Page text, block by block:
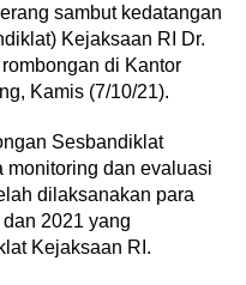
sambut kedatangan
Kejaksaan RI Dr.
di Kantor
Kamis (7/10/21).
Sesbandiklat
monitoring dan evaluasi
dilaksanakan para
2021 yang
Kejaksaan RI.